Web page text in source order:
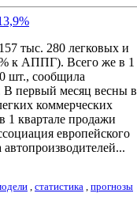
тыс. 280 легковых и
к АППГ). Всего же в 1
шт., сообщила
В первый месяц весны в
коммерческих
квартале продажи
европейского
, статистика , прогнозы